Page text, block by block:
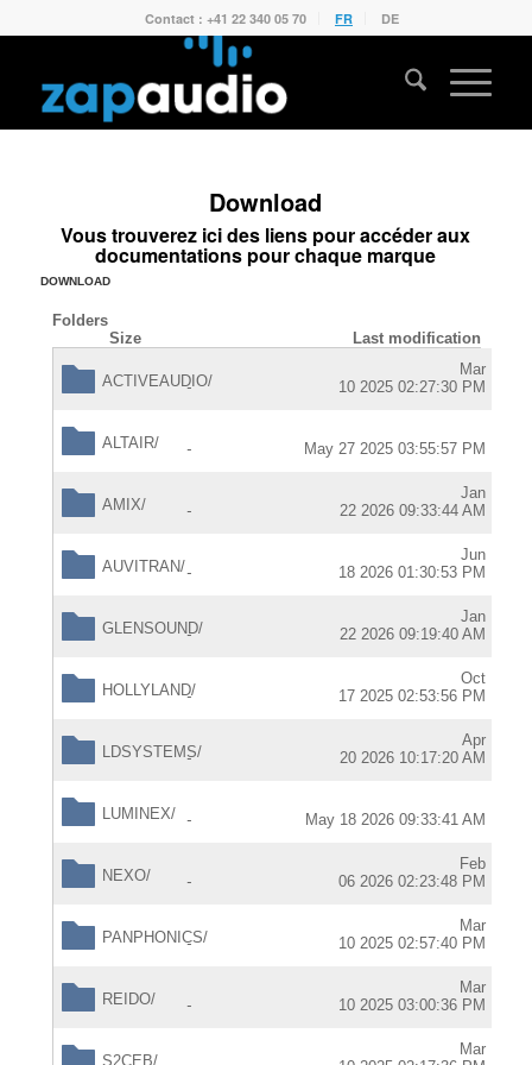
Contact : +41 22 340 05 70 FR DE
Download
Vous trouverez ici des liens pour accéder aux
documentations pour chaque marque